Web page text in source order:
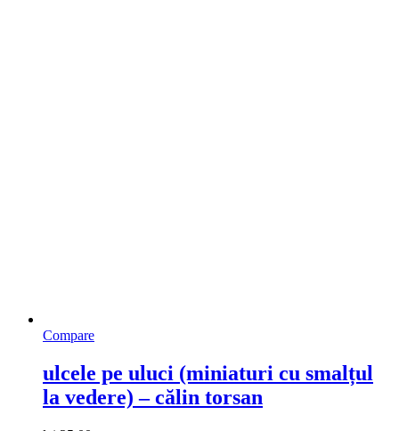
Compare
ulcele pe uluci (miniaturi cu smalțul
la vedere) – călin torsan